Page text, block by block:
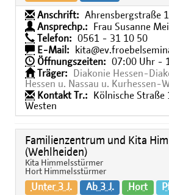
Anschrift:
Ahrensbergstraße
Ansprechp.:
Frau Susanne
Telefon:
0561 - 31 10 50
E-Mail:
Öffnungszeiten:
07:00 Uhr -
Träger:
Diakonie Hessen-
Hessen u. Nassau u. Kurhessen-
Kontakt Tr.:
Kölnische
Westen
Familienzentrum und Kita
(Wehlheiden)
Kita Himmelsstürmer
Hort Himmelsstürmer
Unter 3 J. Ab 3 J. Hort